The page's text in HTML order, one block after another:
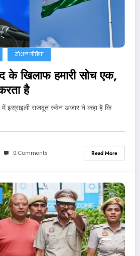
सोशल मीडिया
खिलाफ हमारी सोच एक,
है
इस्राइली राजदूत रुवेन अजार ने कहा है कि
0 Comments Read More